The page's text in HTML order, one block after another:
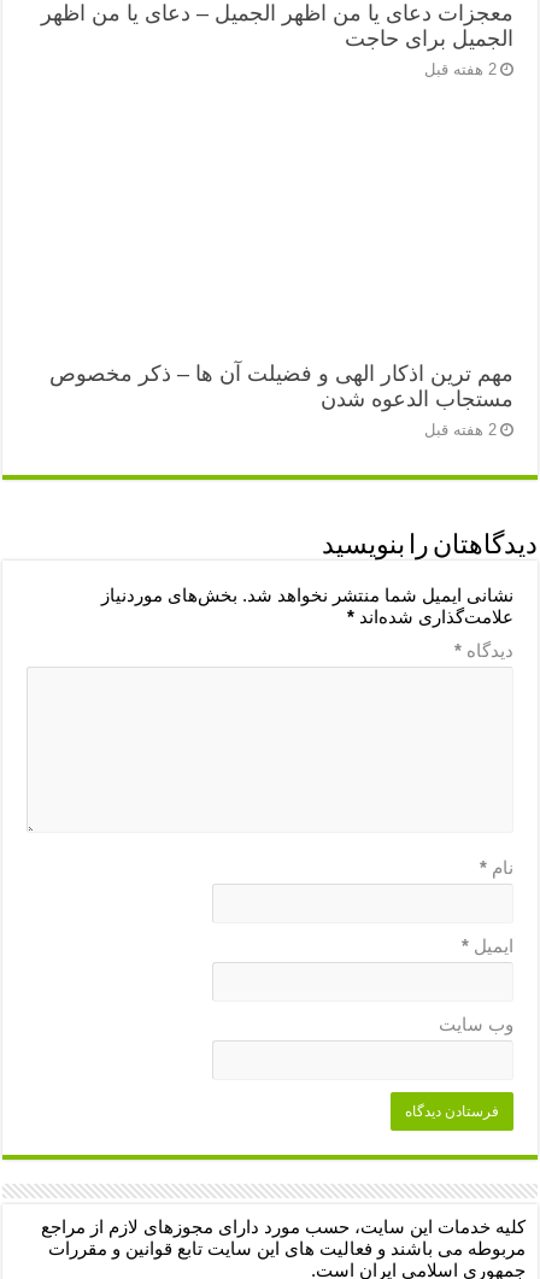
معجزات دعای یا من اظهر الجمیل – دعای یا من اظهر
الجمیل برای حاجت
2 هفته قبل
مهم ترین اذکار الهی و فضیلت آن ها – ذکر مخصوص
مستجاب الدعوه شدن
2 هفته قبل
دیدگاهتان را بنویسید
نشانی ایمیل شما منتشر نخواهد شد. بخش‌های موردنیاز
علامت‌گذاری شده‌اند*
دیدگاه*
نام*
ایمیل*
وب‌ سایت
کلیه خدمات این سایت، حسب مورد دارای مجوزهای لازم از مراجع
مربوطه می باشند و فعالیت های این سایت تابع قوانین و مقررات
جمهوری اسلامی ایران است.